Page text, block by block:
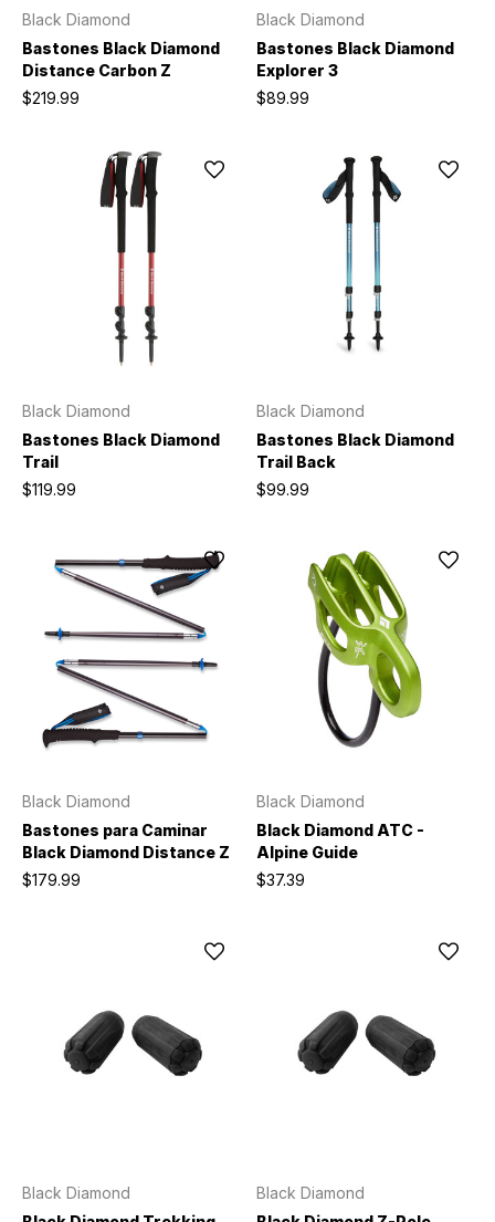
Black Diamond
Bastones Black Diamond
Distance Carbon Z
$219.99
Black Diamond
Bastones Black Diamond
Explorer 3
$89.99
Black Diamond
Bastones Black Diamond
Trail
$119.99
Black Diamond
Bastones Black Diamond
Trail Back
$99.99
Black Diamond
Bastones para Caminar
Black Diamond Distance Z
$179.99
Black Diamond
Black Diamond ATC -
Alpine Guide
$37.39
Black Diamond
Black Diamond